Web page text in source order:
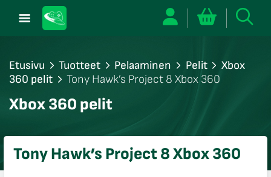
Etusivu Tuotteet Pelaaminen Pelit
Xbox
360 pelit
Tony Hawk’s Project 8 Xbox 360
Xbox 360 pelit
Tony Hawk’s Project 8 Xbox 360
sulje
sulje